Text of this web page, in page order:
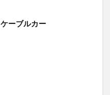
ケーブルカー